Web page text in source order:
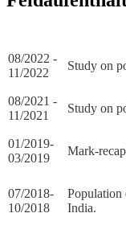
08/2022 -
11/2022
Study on
08/2021 -
11/2021
Study on
01/2019-
03/2019
Mark-
07/2018-
10/2018
Population
India.